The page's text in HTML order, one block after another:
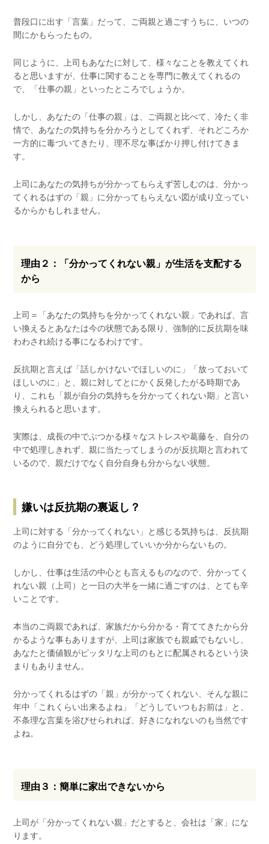
普段口に出す「言葉」だって、ご両親と過ごすうちに、いつの
間にかもらったもの。
同じように、上司もあなたに対して、様々なことを教えてくれ
ると思いますが、仕事に関することを専門に教えてくれるの
で、「仕事の親」といったところでしょうか。
しかし、あなたの「仕事の親」は、ご両親と比べて、冷たく非
情で、あなたの気持ちを分かろうとしてくれず、それどころか
一方的に毒づいてきたり、理不尽な事ばかり押し付けてきま
す。
上司にあなたの気持ちが分かってもらえず苦しむのは、分かっ
てくれるはずの「親」に分かってもらえない図が成り立ってい
るからかもしれません。
理由２：「分かってくれない親」が生活を支配する
から
上司＝「あなたの気持ちを分かってくれない親」であれば、言
い換えるとあなたは今の状態である限り、強制的に反抗期を味
わわされ続ける事になるわけです。
反抗期と言えば「話しかけないでほしいのに」「放っておいて
ほしいのに」と、親に対してとにかく反発したがる時期であ
り、これも「親が自分の気持ちを分かってくれない期」と言い
換えられると思います。
実際は、成長の中でぶつかる様々なストレスや葛藤を、自分の
中で処理しきれず、親に当たってしまうのが反抗期と言われて
いるので、親だけでなく自分自身も分からない状態。
嫌いは反抗期の裏返し？
上司に対する「分かってくれない」と感じる気持ちは、反抗期
のように自分でも、どう処理していいか分からないもの。
しかし、仕事は生活の中心とも言えるものなので、分かってく
れない親（上司）と一日の大半を一緒に過ごすのは、とても辛
いことです。
本当のご両親であれば、家族だから分かる・育ててきたから分
かるような事もありますが、上司は家族でも親戚でもないし、
あなたと価値観がピッタリな上司のもとに配属されるという決
まりもありません。
分かってくれるはずの「親」が分かってくれない、そんな親に
年中「これくらい出来るよね」「どうしていつもお前は」と、
不条理な言葉を浴びせられれば、好きになれないのも当然です
よね。
理由３：簡単に家出できないから
上司が「分かってくれない親」だとすると、会社は「家」にな
ります。